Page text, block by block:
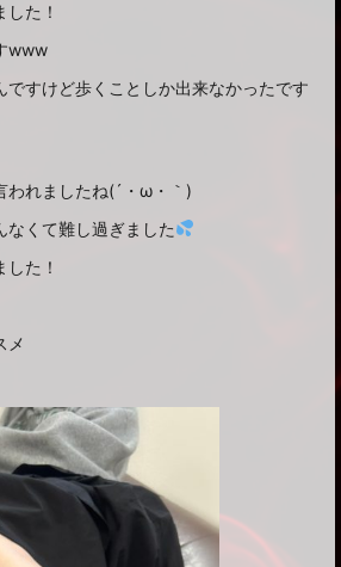
た！
www
ですけど歩くことしか出来なかったです
われましたね(´・ω・｀)
なくて難し過ぎました
た！
メ